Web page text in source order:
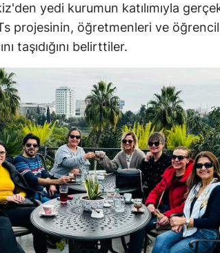
yedi kurumun katılımıyla
projesinin, öğretmenleri ve
taşıdığını belirttiler.